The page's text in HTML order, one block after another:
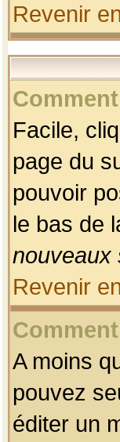
Revenir
Facile,
page du
pouvoir
le bas de
nouveaux
Revenir
A moins
pouvez
éditer un